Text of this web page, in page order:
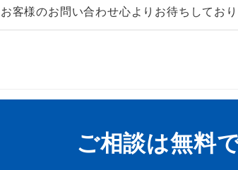
お客様のお問い合わせ心よりお待ちしてお
ご相談は無料